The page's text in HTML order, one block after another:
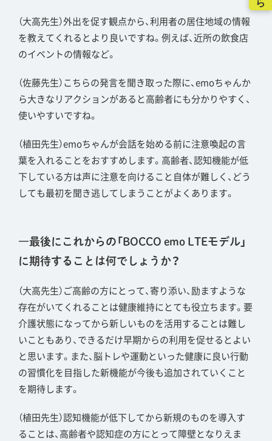
（大高先生）外出を促す観点から、利用者の居住地域の情報
を教えてくれるとより良いですね。例えば、近所の飲食店
のイベントの情報など。
（佐藤先生）こちらの発言を聞き取った際に、emoちゃんか
ら大きなリアクションがあると高齢者にも分かりやすく、
使いやすいですね。
（植田先生）emoちゃんが会話を始める前に注意喚起の言
葉を入れることをおすすめします。高齢者、認知機能が低
下している方は声に注意を向けること自体が難しく、どう
しても最初を聞き逃してしまうことがよくあります。
―最後にこれからの「BOCCO emo LTEモデル」
に期待することは何でしょうか？
（大高先生）ご高齢の方にとって、寄り添い、励ますような
存在がいてくれることは健康維持にとても役立ちます。要
介護状態になってから新しいものを活用することは難し
いこともあり、できるだけ早期からの利用を促せるとよい
と思います。また、脳トレや運動といった健康に良い行動
の習慣化を目指した新機能が今後も追加されていくこと
を期待します。
（植田先生）認知機能が低下してから新規のものを導入す
ることは、高齢者や認知症の方にとって障壁となりえま